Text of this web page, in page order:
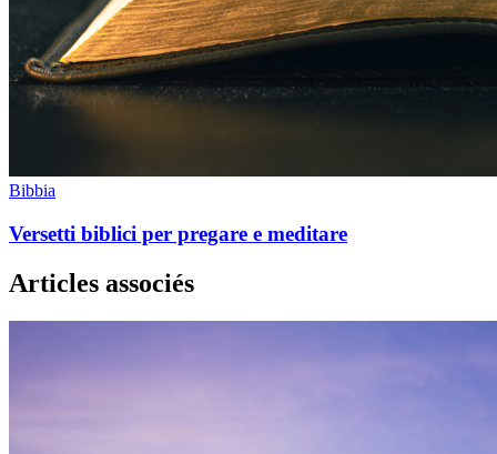
Bibbia
Versetti biblici per pregare e meditare
Articles associés